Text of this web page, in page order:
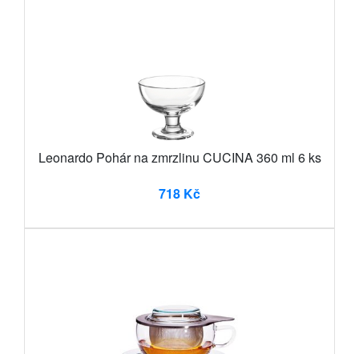
Leonardo Pohár na zmrzlinu CUCINA 360 ml 6 ks
718 Kč